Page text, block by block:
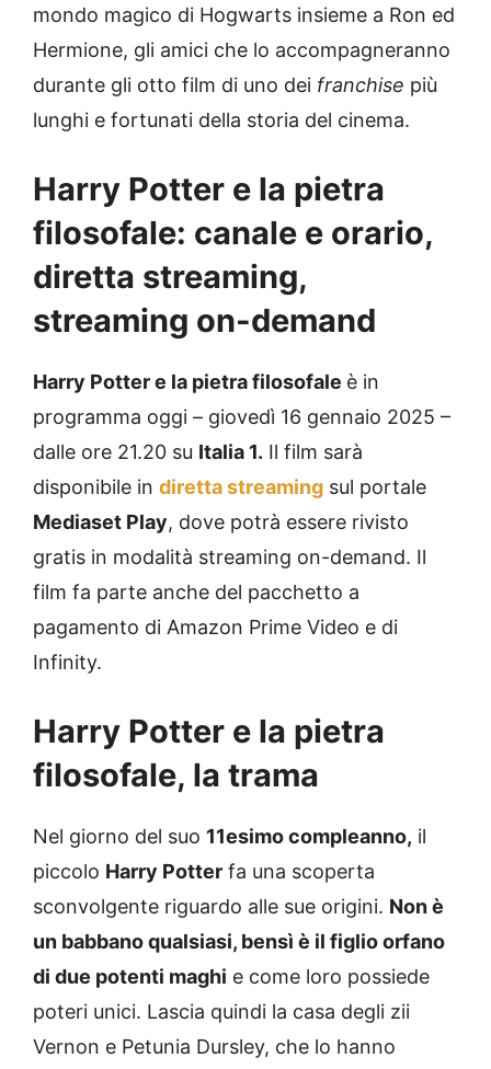
mondo magico di Hogwarts insieme a Ron ed
Hermione, gli amici che lo accompagneranno
durante gli otto film di uno dei franchise più
lunghi e fortunati della storia del cinema.
Harry Potter e la pietra
filosofale: canale e orario,
diretta streaming,
streaming on-demand
Harry Potter e la pietra filosofale è in
programma oggi – giovedì 16 gennaio 2025 –
dalle ore 21.20 su Italia 1. Il film sarà
disponibile in diretta streaming sul portale
Mediaset Play, dove potrà essere rivisto
gratis in modalità streaming on-demand. Il
film fa parte anche del pacchetto a
pagamento di Amazon Prime Video e di
Infinity.
Harry Potter e la pietra
filosofale, la trama
Nel giorno del suo 11esimo compleanno, il
piccolo Harry Potter fa una scoperta
sconvolgente riguardo alle sue origini. Non è
un babbano qualsiasi, bensì è il figlio orfano
di due potenti maghi e come loro possiede
poteri unici. Lascia quindi la casa degli zii
Vernon e Petunia Dursley, che lo hanno